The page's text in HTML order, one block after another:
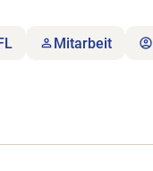
Mitarbeit